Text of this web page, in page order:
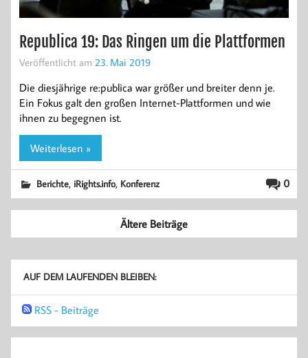
Republica 19: Das Ringen um die Plattformen
Veröffentlicht am 23. Mai 2019
Die diesjährige re:publica war größer und breiter denn je.
Ein Fokus galt den großen Internet-Plattformen und wie
ihnen zu begegnen ist.
Weiterlesen »
0
Berichte, iRights.info, Konferenz
Ältere Beiträge
AUF DEM LAUFENDEN BLEIBEN:
RSS - Beiträge